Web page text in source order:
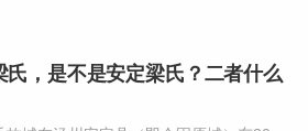
氏，是不是安定梁氏？二者什么